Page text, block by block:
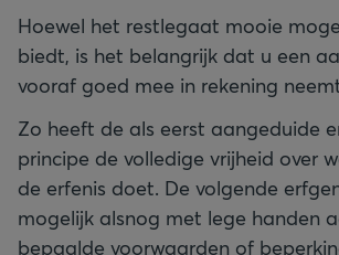
Hoewel het restlegaat mooie
biedt, is het belangrijk dat u een
vooraf goed mee in rekening
Zo heeft de als eerst aangeduide
principe de volledige vrijheid over
de erfenis doet. De volgende
mogelijk alsnog met lege handen
bepaalde voorwaarden of